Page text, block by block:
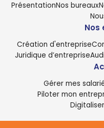
PrésentationNos bureaux
Nos
Création d'entreprise
Juridique d’entreprise
Gérer mes
Piloter mon